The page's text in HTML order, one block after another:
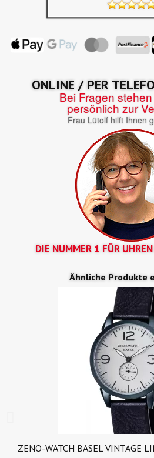
ONLINE / PER
Bei Fragen
persönlich zur
Frau Lütolf hilft Ihnen
DIE NUMMER 1 FÜR
Ähnliche Produkte
ZENO-WATCH BASEL VINTAGE